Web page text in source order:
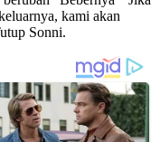
kami akan
Sonni.